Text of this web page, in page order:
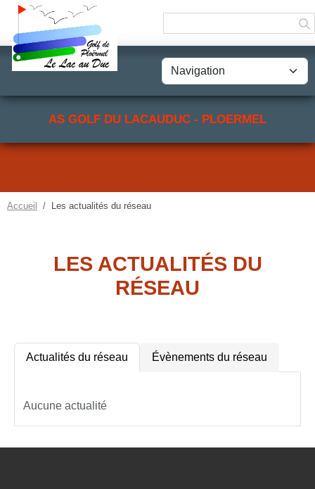
AS GOLF DU LACAUDUC - PLOERMEL
Accueil Les actualités du réseau
LES ACTUALITÉS DU
RÉSEAU
Actualités du réseau Évènements du réseau
Aucune actualité
Panneau de gestion des cookies